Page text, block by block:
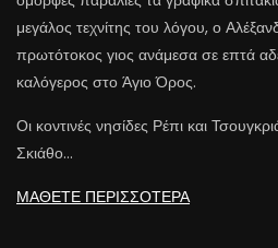
μεγάλος τεχνίτης του λόγου, ο
πρωτότοκος γιος ανάμεσα σε επτά
καλόγερος στο Άγιο Όρος.
Οι κοντινές νησίδες Ρέπι και
Σκιάθο…
ΜΑΘΕΤΕ ΠΕΡΙΣΣΟΤΕΡΑ